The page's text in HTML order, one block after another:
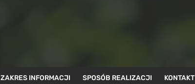
ZAKRES INFORMACJI SPOSÓB REALIZACJI KONTAKT